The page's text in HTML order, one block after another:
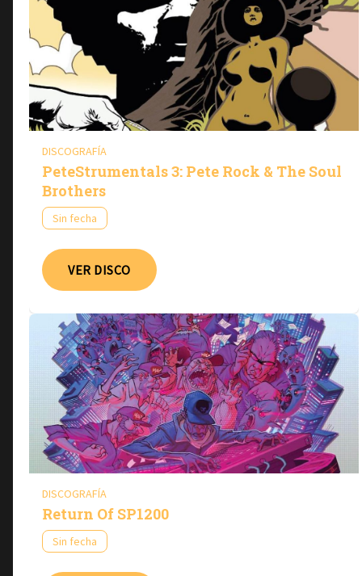
DISCOGRAFÍA
PeteStrumentals 3: Pete Rock & The Soul
Brothers
Sin fecha
VER DISCO
DISCOGRAFÍA
Return Of SP1200
Sin fecha